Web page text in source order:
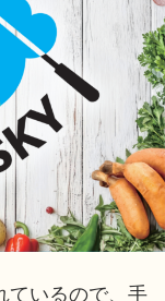
ているので、手